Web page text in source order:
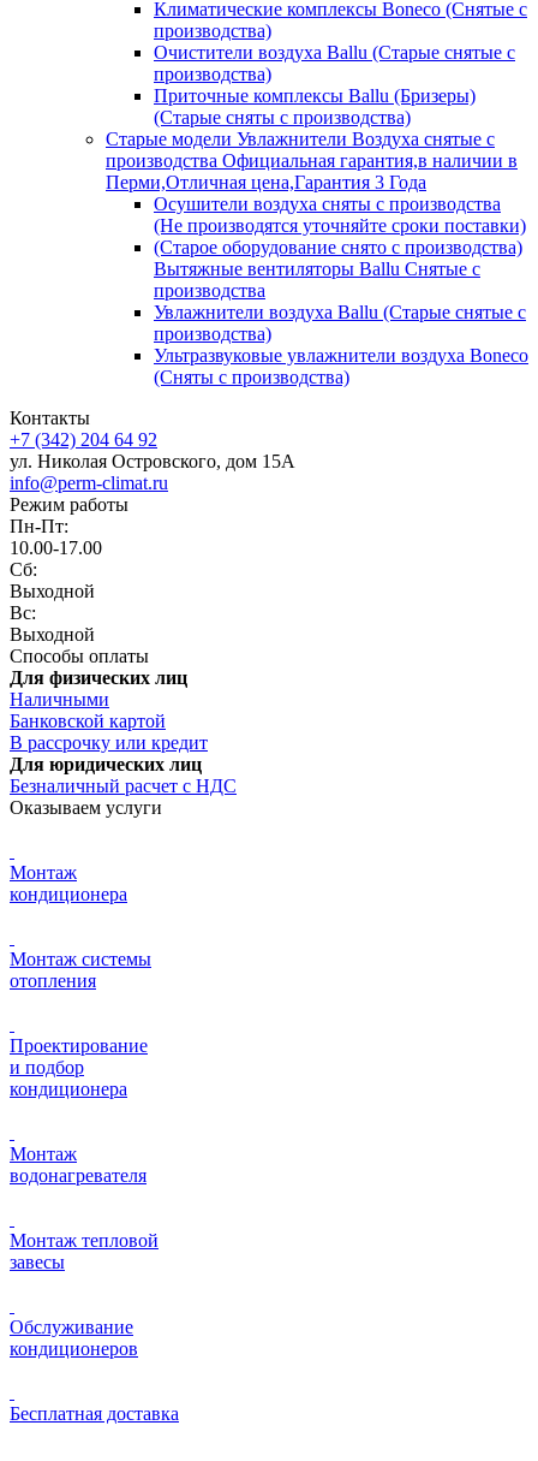
Климатические комплексы Boneco (Снятые с
производства)
Очистители воздуха Ballu (Старые снятые с
производства)
Приточные комплексы Ballu (Бризеры)
(Старые сняты с производства)
Старые модели Увлажнители Воздуха снятые с
производства Официальная гарантия,в наличии в
Перми,Отличная цена,Гарантия 3 Года
Осушители воздуха сняты с производства
(Не производятся уточняйте сроки поставки)
(Старое оборудование снято с производства)
Вытяжные вентиляторы Ballu Снятые с
производства
Увлажнители воздуха Ballu (Старые снятые с
производства)
Ультразвуковые увлажнители воздуха Boneco
(Сняты с производства)
Контакты
+7 (342) 204 64 92
ул. Николая Островского, дом 15А
info@perm-climat.ru
Режим работы
Пн-Пт:
10.00-17.00
Сб:
Выходной
Вс:
Выходной
Способы оплаты
Для физических лиц
Наличными
Банковской картой
В рассрочку или кредит
Для юридических лиц
Безналичный расчет с НДС
Оказываем услуги
Монтаж
кондиционера
Монтаж системы
отопления
Проектирование
и подбор
кондиционера
Монтаж
водонагревателя
Монтаж тепловой
завесы
Обслуживание
кондиционеров
Бесплатная доставка